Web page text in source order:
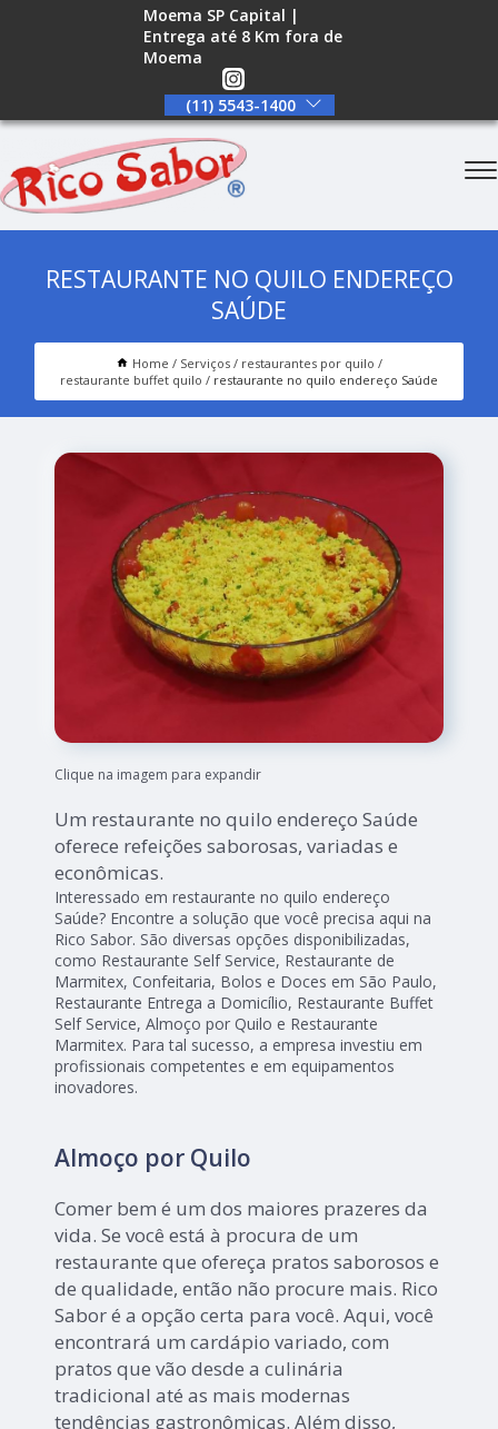
Moema SP Capital |
Entrega até 8 Km fora de
Moema
(11) 5543-1400
RESTAURANTE NO QUILO ENDEREÇO
SAÚDE
Home Serviços
restaurantes por quilo
restaurante buffet quilo
restaurante no quilo endereço Saúde
Clique na imagem para expandir
Um restaurante no quilo endereço Saúde
oferece refeições saborosas, variadas e
econômicas.
Interessado em restaurante no quilo endereço
Saúde? Encontre a solução que você precisa aqui na
Rico Sabor. São diversas opções disponibilizadas,
como Restaurante Self Service, Restaurante de
Marmitex, Confeitaria, Bolos e Doces em São Paulo,
Restaurante Entrega a Domicílio, Restaurante Buffet
Self Service, Almoço por Quilo e Restaurante
Marmitex. Para tal sucesso, a empresa investiu em
profissionais competentes e em equipamentos
inovadores.
Almoço por Quilo
Comer bem é um dos maiores prazeres da
vida. Se você está à procura de um
restaurante que ofereça pratos saborosos e
de qualidade, então não procure mais. Rico
Sabor é a opção certa para você. Aqui, você
encontrará um cardápio variado, com
pratos que vão desde a culinária
tradicional até as mais modernas
tendências gastronômicas. Além disso,